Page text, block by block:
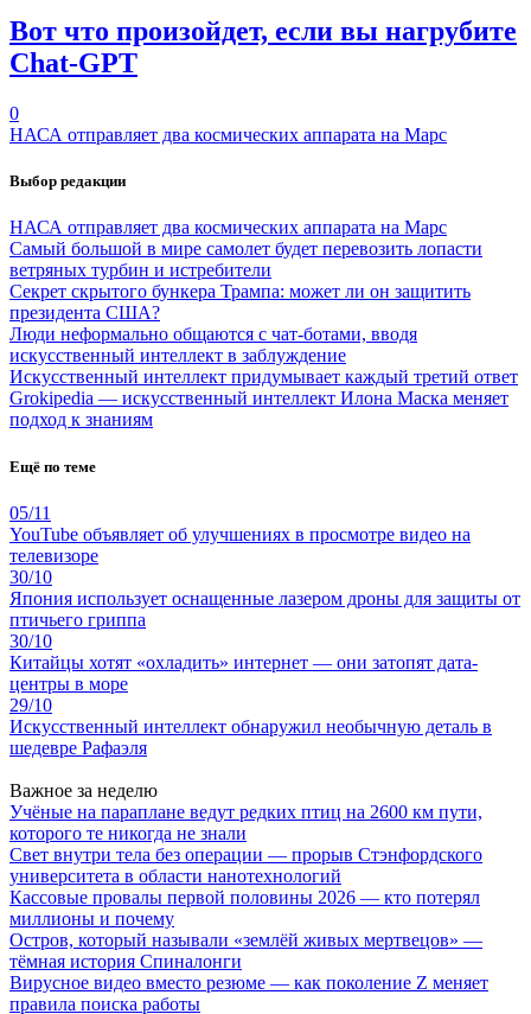
Вот что произойдет, если вы нагрубите
Chаt-GPT
0
НАСА отправляет два космических аппарата на Марс
Выбор редакции
НАСА отправляет два космических аппарата на Марс
Самый большой в мире самолет будет перевозить лопасти
ветряных турбин и истребители
Секрет скрытого бункера Трампа: может ли он защитить
президента США?
Люди неформально общаются с чат-ботами, вводя
искусственный интеллект в заблуждение
Искусственный интеллект придумывает каждый третий ответ
Grokipedia — искусственный интеллект Илона Маска меняет
подход к знаниям
Ещё по теме
05/11
YouTube объявляет об улучшениях в просмотре видео на
телевизоре
30/10
Япония использует оснащенные лазером дроны для защиты от
птичьего гриппа
30/10
Китайцы хотят «охладить» интернет — они затопят дата-
центры в море
29/10
Искусственный интеллект обнаружил необычную деталь в
шедевре Рафаэля
Важное за неделю
Учёные на параплане ведут редких птиц на 2600 км пути,
которого те никогда не знали
Свет внутри тела без операции — прорыв Стэнфордского
университета в области нанотехнологий
Кассовые провалы первой половины 2026 — кто потерял
миллионы и почему
Остров, который называли «землёй живых мертвецов» —
тёмная история Спиналонги
Вирусное видео вместо резюме — как поколение Z меняет
правила поиска работы